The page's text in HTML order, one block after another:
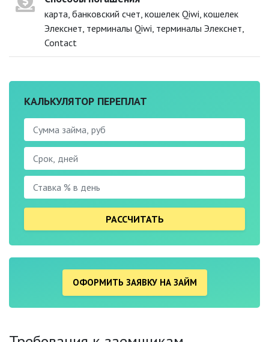
карта, банковский счет, кошелек Qiwi, кошелек
Элекснет, терминалы Qiwi, терминалы Элекснет,
Contact
КАЛЬКУЛЯТОР ПЕРЕПЛАТ
РАССЧИТАТЬ
ОФОРМИТЬ ЗАЯВКУ НА ЗАЙМ